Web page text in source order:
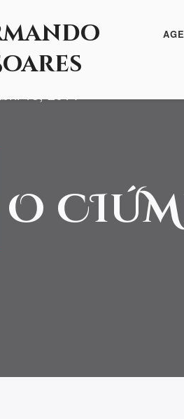
13, 2014
O